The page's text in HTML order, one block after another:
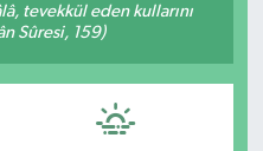
tevekkül eden kullarını
Sûresi, 159)